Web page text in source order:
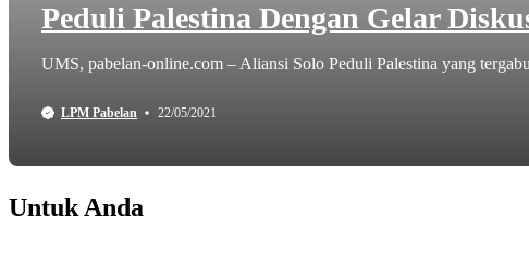
Peduli Palestina Dengan Gelar
UMS, pabelan-online.com – Aliansi Solo Peduli Palestina yang
LPM Pabelan 22/05/2021
Untuk Anda